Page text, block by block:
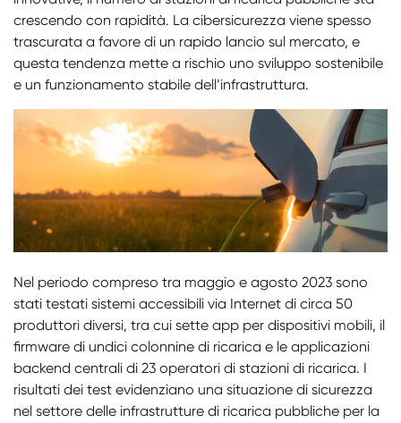
crescendo con rapidità. La cibersicurezza viene spesso
trascurata a favore di un rapido lancio sul mercato, e
questa tendenza mette a rischio uno sviluppo sostenibile
e un funzionamento stabile dell’infrastruttura.
Nel periodo compreso tra maggio e agosto 2023 sono
stati testati sistemi accessibili via Internet di circa 50
produttori diversi, tra cui sette app per dispositivi mobili, il
firmware di undici colonnine di ricarica e le applicazioni
backend centrali di 23 operatori di stazioni di ricarica. I
risultati dei test evidenziano una situazione di sicurezza
nel settore delle infrastrutture di ricarica pubbliche per la